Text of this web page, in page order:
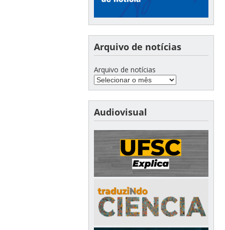
Arquivo de notícias
Arquivo de notícias
Audiovisual